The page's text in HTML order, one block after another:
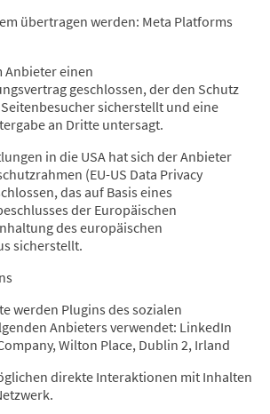
übertragen werden: Meta Platforms
Anbieter einen
geschlossen, der den Schutz
sicherstellt und eine
an Dritte untersagt.
in die USA hat sich der Anbieter
(EU-US Data Privacy
das auf Basis eines
der Europäischen
des europäischen
sicherstellt.
werden Plugins des sozialen
Anbieters verwendet: LinkedIn
Wilton Place, Dublin 2, Irland
direkte Interaktionen mit Inhalten